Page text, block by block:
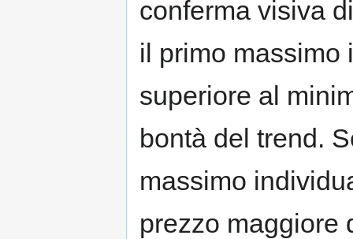
conferma visiva
il primo massimo
superiore al
bontà del trend.
massimo
prezzo maggiore